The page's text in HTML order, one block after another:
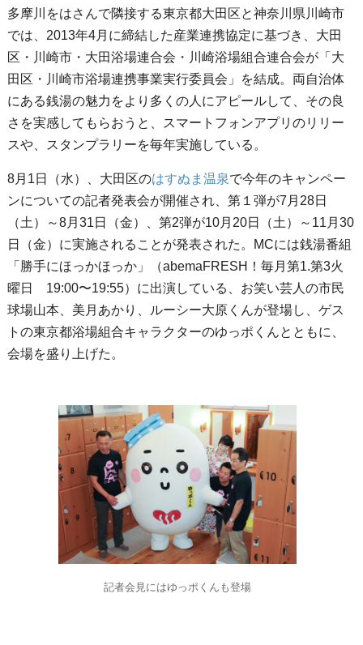
多摩川をはさんで隣接する東京都大田区と神奈川県川崎市
では、2013年4月に締結した産業連携協定に基づき、大田
区・川崎市・大田浴場連合会・川崎浴場組合連合会が「大
田区・川崎市浴場連携事業実行委員会」を結成。両自治体
にある銭湯の魅力をより多くの人にアピールして、その良
さを実感してもらおうと、スマートフォンアプリのリリー
スや、スタンプラリーを毎年実施している。
8月1日（水）、大田区のはすぬま温泉で今年のキャンペー
ンについての記者発表会が開催され、第１弾が7月28日
（土）～8月31日（金）、第2弾が10月20日（土）～11月30
日（金）に実施されることが発表された。MCには銭湯番組
「勝手にほっかほっか」（abemaFRESH！毎月第1.第3火
曜日 19:00〜19:55）に出演している、お笑い芸人の市民
球場山本、美月あかり、ルーシー大原くんが登場し、ゲス
トの東京都浴場組合キャラクターのゆっポくんとともに、
会場を盛り上げた。
記者会見にはゆっポくんも登場